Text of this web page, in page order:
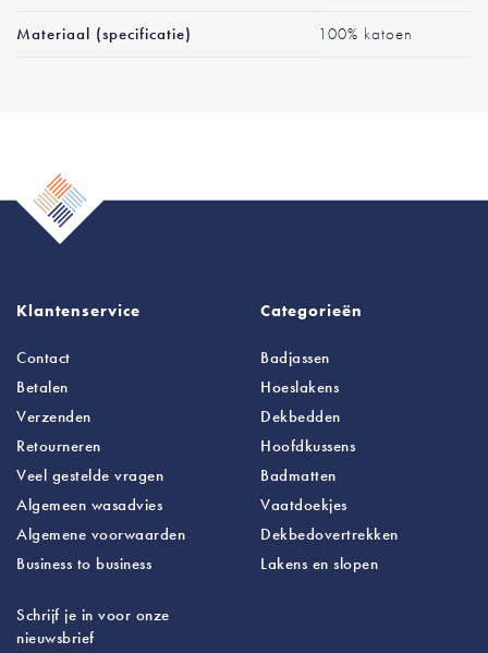
Materiaal (specificatie) 100% katoen
Klantenservice
Contact
Betalen
Verzenden
Retourneren
Veel gestelde vragen
Algemeen wasadvies
Algemene voorwaarden
Business to business
Schrijf je in voor onze
nieuwsbrief
Categorieën
Badjassen
Hoeslakens
Dekbedden
Hoofdkussens
Badmatten
Vaatdoekjes
Dekbedovertrekken
Lakens en slopen